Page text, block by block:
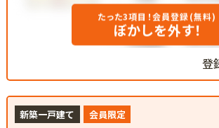
たった3項目！会員登録(無料)
ぼかしを外す！
登
新築一戸建て 会員限定